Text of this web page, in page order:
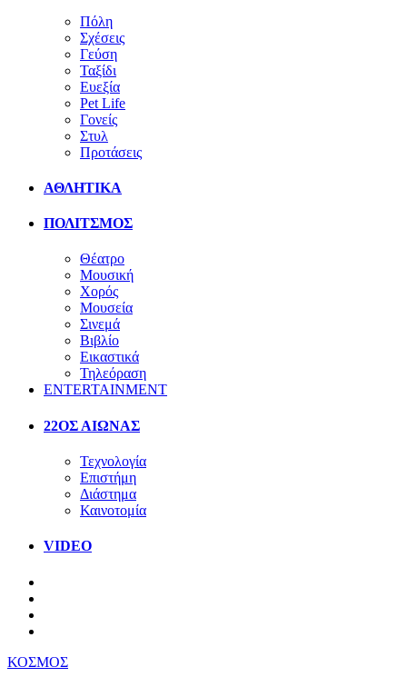
Πόλη
Σχέσεις
Γεύση
Ταξίδι
Ευεξία
Pet Life
Γονείς
Στυλ
Προτάσεις
ΑΘΛΗΤΙΚΑ
ΠΟΛΙΤΣΜΟΣ
Θέατρο
Μουσική
Χορός
Μουσεία
Σινεμά
Βιβλίο
Εικαστικά
Τηλεόραση
ENTERTAINMENT
22ΟΣ ΑΙΩΝΑΣ
Τεχνολογία
Επιστήμη
Διάστημα
Καινοτομία
VIDEO
ΚΟΣΜΟΣ